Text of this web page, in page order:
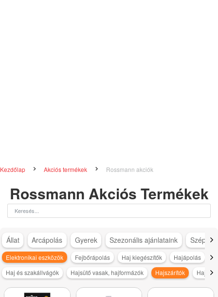
Kezdőlap Akciós termékek Rossmann akciók
Rossmann Akciós Termékek
Állat Arcápolás Gyerek Szezonális ajánlataink
Elektronikai eszközök Fejbőrápolás Haj kiegészítők Hajápolás
Haj és szakállvágók
Hajsütő vasak, hajformázók Hajszárítók